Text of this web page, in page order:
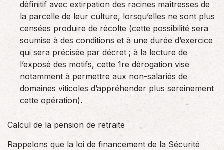
définitif avec extirpation des racines maîtresses de
la parcelle de leur culture, lorsqu’elles ne sont plus
censées produire de récolte (cette possibilité sera
soumise à des conditions et à une durée d’exercice
qui sera précisée par décret ; à la lecture de
l’exposé des motifs, cette 1re dérogation vise
notamment à permettre aux non-salariés de
domaines viticoles d’appréhender plus sereinement
cette opération).
Calcul de la pension de retraite
Rappelons que la loi de financement de la Sécurité